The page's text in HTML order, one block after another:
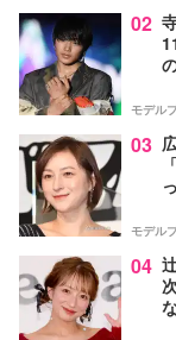
02
モデル
03
モデル
04